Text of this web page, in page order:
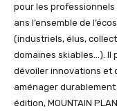
pour les
ans l’ensemble de
(industriels, élus,
domaines skiables…). Il
dévoiler innovations et
aménager
édition, MOUNTAIN